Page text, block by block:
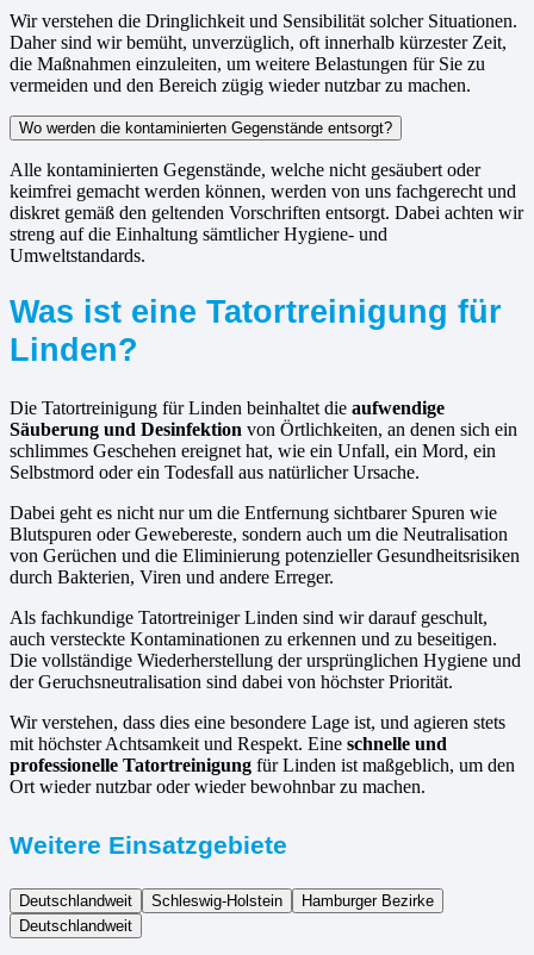
Wir verstehen die Dringlichkeit und Sensibilität solcher Situationen.
Daher sind wir bemüht, unverzüglich, oft innerhalb kürzester Zeit,
die Maßnahmen einzuleiten, um weitere Belastungen für Sie zu
vermeiden und den Bereich zügig wieder nutzbar zu machen.
Wo werden die kontaminierten Gegenstände entsorgt?
Alle kontaminierten Gegenstände, welche nicht gesäubert oder
keimfrei gemacht werden können, werden von uns fachgerecht und
diskret gemäß den geltenden Vorschriften entsorgt. Dabei achten wir
streng auf die Einhaltung sämtlicher Hygiene- und
Umweltstandards.
Was ist eine Tatortreinigung für
Linden?
Die Tatortreinigung für Linden beinhaltet die aufwendige
Säuberung und Desinfektion von Örtlichkeiten, an denen sich ein
schlimmes Geschehen ereignet hat, wie ein Unfall, ein Mord, ein
Selbstmord oder ein Todesfall aus natürlicher Ursache.
Dabei geht es nicht nur um die Entfernung sichtbarer Spuren wie
Blutspuren oder Gewebereste, sondern auch um die Neutralisation
von Gerüchen und die Eliminierung potenzieller Gesundheitsrisiken
durch Bakterien, Viren und andere Erreger.
Als fachkundige Tatortreiniger Linden sind wir darauf geschult,
auch versteckte Kontaminationen zu erkennen und zu beseitigen.
Die vollständige Wiederherstellung der ursprünglichen Hygiene und
der Geruchsneutralisation sind dabei von höchster Priorität.
Wir verstehen, dass dies eine besondere Lage ist, und agieren stets
mit höchster Achtsamkeit und Respekt. Eine schnelle und
professionelle Tatortreinigung für Linden ist maßgeblich, um den
Ort wieder nutzbar oder wieder bewohnbar zu machen.
Weitere Einsatzgebiete
Deutschlandweit Schleswig-Holstein
Hamburger Bezirke
Deutschlandweit